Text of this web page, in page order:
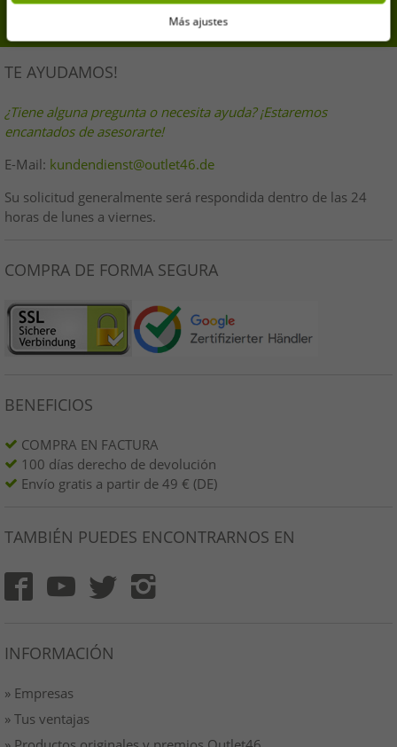
inscribirse
TE AYUDAMOS!
¿Tiene alguna pregunta o necesita ayuda? ¡Estaremos
encantados de asesorarte!
E-Mail: kundendienst@outlet46.de
Su solicitud generalmente será respondida dentro de las 24
horas de lunes a viernes.
COMPRA DE FORMA SEGURA
BENEFICIOS
COMPRA EN FACTURA
100 días derecho de devolución
Envío gratis a partir de 49 € (DE)
TAMBIÉN PUEDES ENCONTRARNOS EN
INFORMACIÓN
» Empresas
» Tus ventajas
Más ajustes